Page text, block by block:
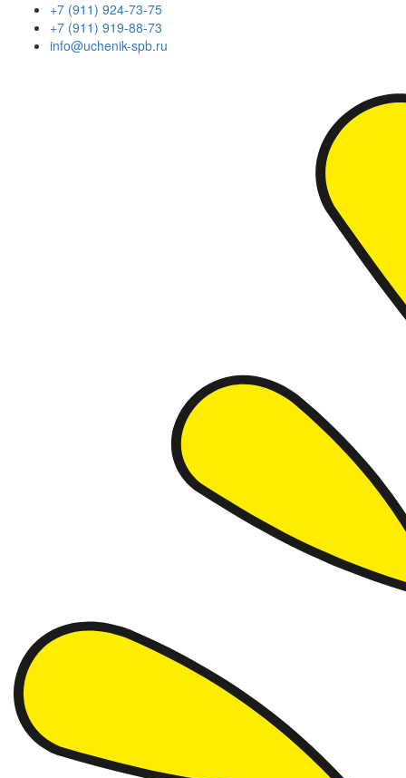
+7 (911) 924-73-75
+7 (911) 919-88-73
info@uchenik-spb.ru